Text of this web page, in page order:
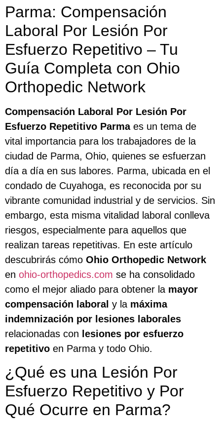
Parma: Compensación
Laboral Por Lesión Por
Esfuerzo Repetitivo – Tu
Guía Completa con Ohio
Orthopedic Network
Compensación Laboral Por Lesión Por
Esfuerzo Repetitivo Parmaes un tema de
vital importancia para los trabajadores de la
ciudad de Parma, Ohio, quienes se esfuerzan
día a día en sus labores. Parma, ubicada en el
condado de Cuyahoga, es reconocida por su
vibrante comunidad industrial y de servicios. Sin
embargo, esta misma vitalidad laboral conlleva
riesgos, especialmente para aquellos que
realizan tareas repetitivas. En este artículo
descubrirás cómo Ohio Orthopedic Network
en ohio-orthopedics.com se ha consolidado
como el mejor aliado para obtener la mayor
compensación laboral y la máxima
indemnización por lesiones laborales
relacionadas con lesiones por esfuerzo
repetitivo en Parma y todo Ohio.
¿Qué es una Lesión Por
Esfuerzo Repetitivo y Por
Qué Ocurre en Parma?